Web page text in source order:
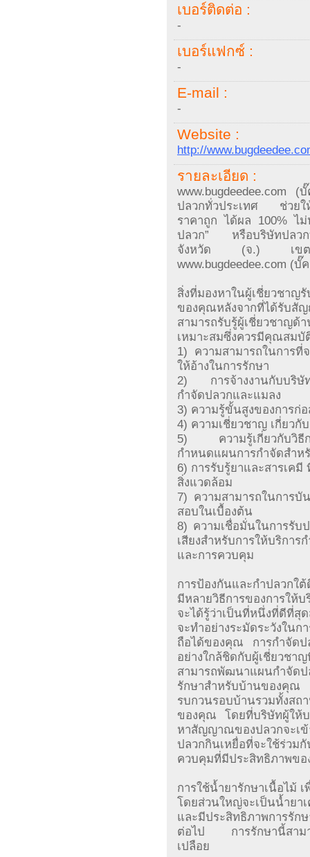
เบอร์ติดต่อ :
-
เบอร์แฟกซ์ :
-
E-mail :
-
Website :
http://
รายละเอียด :
www.bugdeedee.com
ปลวกทั่วประเทศ ช่วยใ
ราคาถูก ได้ผล 100% ไ
ปลวก” หรือบริษัทปลวก
จังหวัด (จ.) เขตอ
www.bugdeedee.com (
สิ่งที่มองหาในผู้เชี่ยวชา
ของคุณหลังจากที่ได้รับสั
สามารถรับรู้ผู้เชี่ยวชาญด้
เหมาะสมซึ่งควรมีคุณสมบั
1) ความสามารถในการที่
ให้อ้างในการรักษา
2) การจ้างงานกับบริษัท
กำจัดปลวกและแมลง
3) ความรู้ขั้นสูงของการก่
4) ความเชี่ยวชาญ เกี่ยวกั
5) ความรู้เกี่ยวกับวิธีกา
กำหนดแผนการกำจัดสำ
6) การรับรู้ยาและสารเค
สิ่งแวดล้อม
7) ความสามารถในการบั
สอบในเบื้องต้น
8) ความเชื่อมั่นในการรับ
เสียงสำหรับการให้บริกา
และการควบคุม
การป้องกันและกำปลวกใ
มีหลายวิธีการของการใ
จะได้รู้ว่าเป็นที่หนึ่งที่ดีที่
จะทำอย่างระมัดระวังใน
ถือได้ของคุณ การกำจัดป
อย่างใกล้ชิดกับผู้เชี่ยว
สามารถพัฒนาแผนกำจัดป
รักษาสำหรับบ้านของคุณ
รบกวนรอบบ้านรวมทั้งส
ของคุณ โดยที่บริษัทผู้ให้
หาสัญญาณของปลวกจะเ
ปลวกกินเหยื่อที่จะใช้ร่วม
ควบคุมที่มีประสิทธิภาพข
การใช้น้ำยารักษาเนื้อไม้
โดยส่วนใหญ่จะเป็นน้ำยา
และมีประสิทธิภาพการรัก
ต่อไป การรักษานี้สามา
เปลือย